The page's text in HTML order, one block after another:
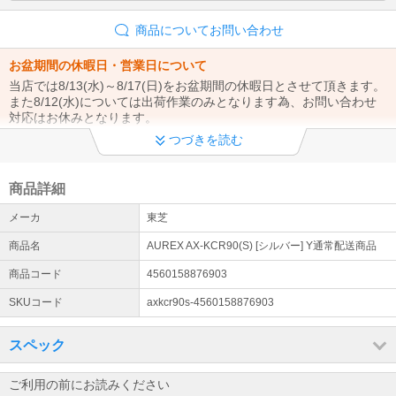
商品についてお問い合わせ
お盆期間の休暇日・営業日について
当店では8/13(水)～8/17(日)をお盆期間の休暇日とさせて頂きます。
また8/12(水)については出荷作業のみとなります為、お問い合わせ
対応はお休みとなります。
注文確認後、翌営業日までに在庫状況メールを送信します。内容を
ご確認・ご返信いただいた時点で注文確定となり、メーカーへ発注
します。なお、メーカー直送品のためお届け先は法人・事業主様限
定となります。
エアコン工事に関するお知らせ
設置工事のお申し込み増加に伴い、誠に勝手ながら一部商品につき
ましては新規での工事申込受付を停止させていただいております。※
ご注文時のエアコン設置工事に関する選択ボックスを非表示に設定
にしております。
つづきを読む
商品詳細
メーカ 東芝
商品名 AUREX AX-KCR90(S) [シルバー] Y通常配送商品
商品コード 4560158876903
SKUコード axkcr90s-4560158876903
スペック
ご利用の前にお読みください